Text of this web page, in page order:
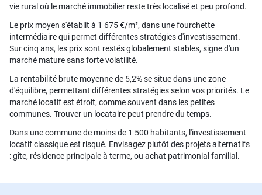
vie rural où le marché immobilier reste très localisé et peu profond.
Le prix moyen s'établit à 1 675 €/m², dans une fourchette
intermédiaire qui permet différentes stratégies d'investissement.
Sur cinq ans, les prix sont restés globalement stables, signe d'un
marché mature sans forte volatilité.
La rentabilité brute moyenne de 5,2% se situe dans une zone
d'équilibre, permettant différentes stratégies selon vos priorités. Le
marché locatif est étroit, comme souvent dans les petites
communes. Trouver un locataire peut prendre du temps.
Dans une commune de moins de 1 500 habitants, l'investissement
locatif classique est risqué. Envisagez plutôt des projets alternatifs
: gîte, résidence principale à terme, ou achat patrimonial familial.